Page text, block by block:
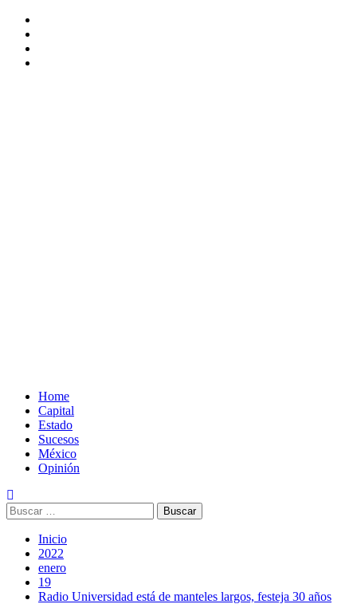
Saltar
contenido
Home
Capital
Estado
Sucesos
México
Opinión
Buscar:
Inicio
2022
enero
19
Radio Universidad está de manteles largos, festeja 30 años